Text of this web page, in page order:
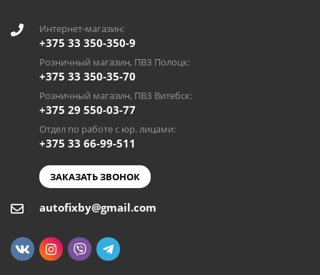
Интернет-магазин:
+375 33 350-350-9
Розничный магазин, ПВЗ Полоцк:
+375 33 350-35-70
Розничный магазин, ПВЗ Витебск:
+375 29 550-03-77
Отдел по работе с юр. лицами:
+375 33 66-99-511
ЗАКАЗАТЬ ЗВОНОК
autofixby@gmail.com